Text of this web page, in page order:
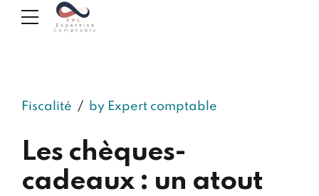
Fiscalité by Expert comptable
Les chèques-
cadeaux : un atout